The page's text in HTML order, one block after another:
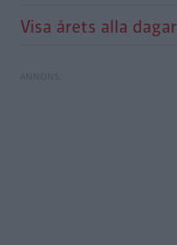
Visa årets alla dagar